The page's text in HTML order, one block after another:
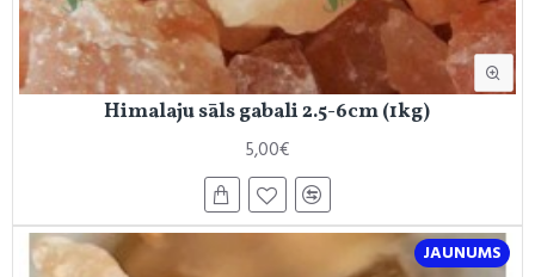
Himalaju sāls gabali 2.5-6cm (1kg)
5,00€
JAUNUMS